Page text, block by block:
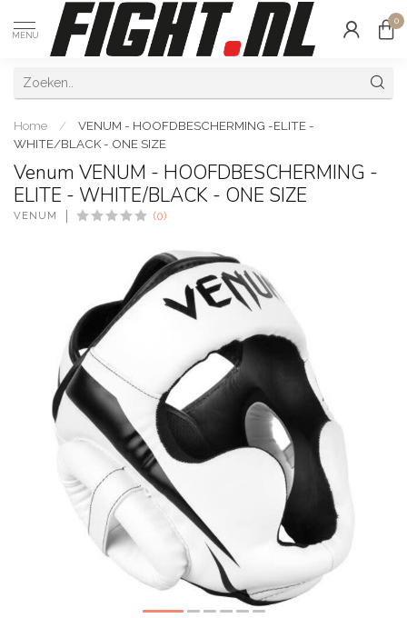
MENU
0
Home /
VENUM - HOOFDBESCHERMING -ELITE -
WHITE/BLACK - ONE SIZE
Venum VENUM - HOOFDBESCHERMING -
ELITE - WHITE/BLACK - ONE SIZE
VENUM (0)